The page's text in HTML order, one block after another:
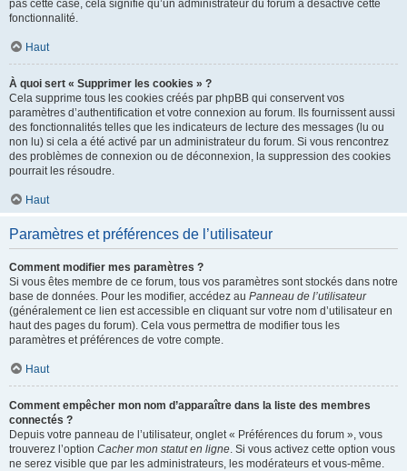
pas cette case, cela signifie qu’un administrateur du forum a désactivé cette
fonctionnalité.
Haut
À quoi sert « Supprimer les cookies » ?
Cela supprime tous les cookies créés par phpBB qui conservent vos
paramètres d’authentification et votre connexion au forum. Ils fournissent aussi
des fonctionnalités telles que les indicateurs de lecture des messages (lu ou
non lu) si cela a été activé par un administrateur du forum. Si vous rencontrez
des problèmes de connexion ou de déconnexion, la suppression des cookies
pourrait les résoudre.
Haut
Paramètres et préférences de l’utilisateur
Comment modifier mes paramètres ?
Si vous êtes membre de ce forum, tous vos paramètres sont stockés dans notre
base de données. Pour les modifier, accédez au Panneau de l’utilisateur
(généralement ce lien est accessible en cliquant sur votre nom d’utilisateur en
haut des pages du forum). Cela vous permettra de modifier tous les
paramètres et préférences de votre compte.
Haut
Comment empêcher mon nom d’apparaître dans la liste des membres
connectés ?
Depuis votre panneau de l’utilisateur, onglet « Préférences du forum », vous
trouverez l’option Cacher mon statut en ligne. Si vous activez cette option vous
ne serez visible que par les administrateurs, les modérateurs et vous-même.